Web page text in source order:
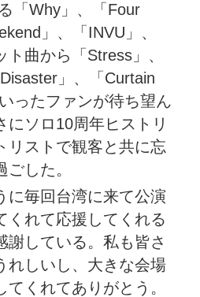
「Why」、「Four
」、「INVU」、
ト曲から「Stress」、
」、「Curtain
ったファンが待ち望ん
にソロ10周年ヒストリ
リストで観客と共に忘
した。
に毎回台湾に来て公演
くれて応援してくれる
謝している。私も皆さ
れしいし、大きな会場
くれてありがとう。